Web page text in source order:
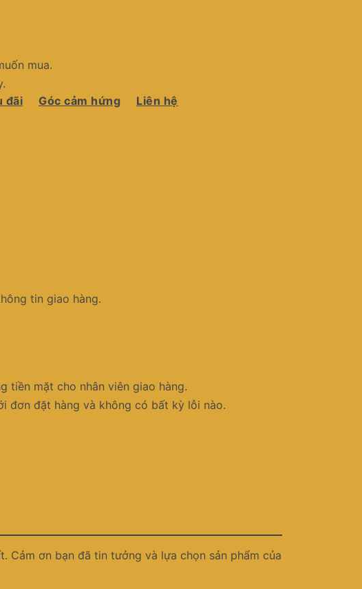
đãi Góc cảm hứng Liên hệ
mua.
tin giao hàng.
tiền mặt cho nhân viên giao hàng.
đơn đặt hàng và không có bất kỳ lỗi nào.
Cảm ơn bạn đã tin tưởng và lựa chọn sản phẩm của